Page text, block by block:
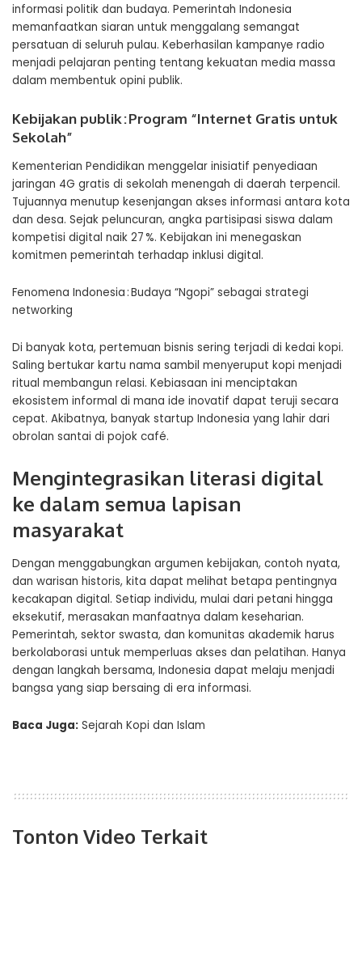
informasi politik dan budaya. Pemerintah Indonesia
memanfaatkan siaran untuk menggalang semangat
persatuan di seluruh pulau. Keberhasilan kampanye radio
menjadi pelajaran penting tentang kekuatan media massa
dalam membentuk opini publik.
Kebijakan publik : Program “Internet Gratis untuk
Sekolah”
Kementerian Pendidikan menggelar inisiatif penyediaan
jaringan 4G gratis di sekolah menengah di daerah terpencil.
Tujuannya menutup kesenjangan akses informasi antara kota
dan desa. Sejak peluncuran, angka partisipasi siswa dalam
kompetisi digital naik 27 %. Kebijakan ini menegaskan
komitmen pemerintah terhadap inklusi digital.
Fenomena Indonesia : Budaya “Ngopi” sebagai strategi
networking
Di banyak kota, pertemuan bisnis sering terjadi di kedai kopi.
Saling bertukar kartu nama sambil menyeruput kopi menjadi
ritual membangun relasi. Kebiasaan ini menciptakan
ekosistem informal di mana ide inovatif dapat teruji secara
cepat. Akibatnya, banyak startup Indonesia yang lahir dari
obrolan santai di pojok café.
Mengintegrasikan literasi digital
ke dalam semua lapisan
masyarakat
Dengan menggabungkan argumen kebijakan, contoh nyata,
dan warisan historis, kita dapat melihat betapa pentingnya
kecakapan digital. Setiap individu, mulai dari petani hingga
eksekutif, merasakan manfaatnya dalam keseharian.
Pemerintah, sektor swasta, dan komunitas akademik harus
berkolaborasi untuk memperluas akses dan pelatihan. Hanya
dengan langkah bersama, Indonesia dapat melaju menjadi
bangsa yang siap bersaing di era informasi.
Baca Juga: Sejarah Kopi dan Islam
Tonton Video Terkait